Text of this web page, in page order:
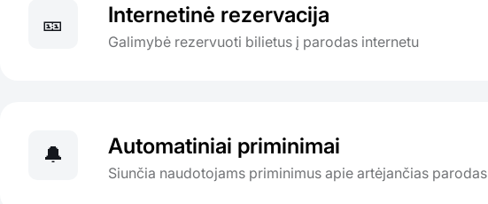
🎫 Internetinė rezervacija
Galimybė rezervuoti bilietus į parodas internetu
🔔 Automatiniai priminimai
Siunčia naudotojams priminimus apie artėjančias parodas